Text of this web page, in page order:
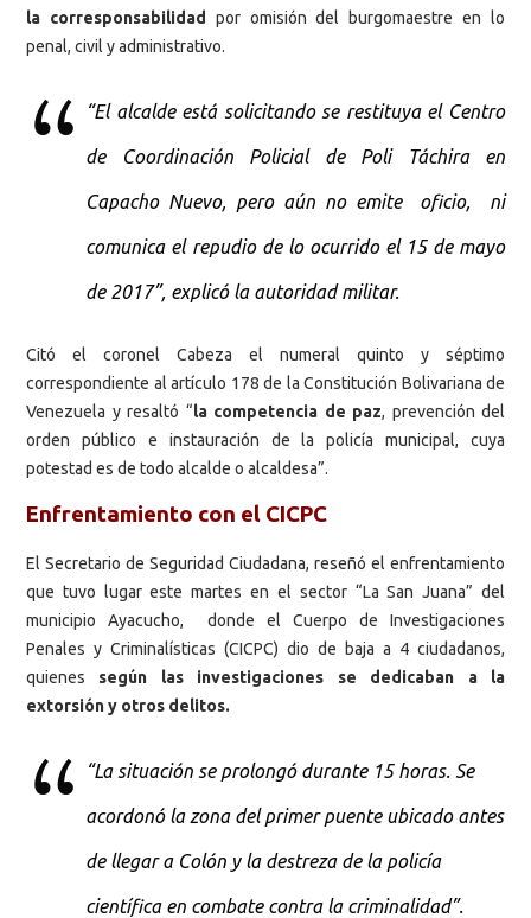
la corresponsabilidad
por omisión del burgomaestre en lo
penal, civil y administrativo.
“El alcalde está solicitando se restituya el Centro
de Coordinación Policial de Poli Táchira en
Capacho Nuevo, pero aún no emite oficio, ni
comunica el repudio de lo ocurrido el 15 de mayo
de 2017”, explicó la autoridad militar.
Citó el coronel Cabeza el numeral quinto y séptimo
correspondiente al artículo 178 de la Constitución Bolivariana de
Venezuela y resaltó “la competencia de paz, prevención del
orden público e instauración de la policía municipal, cuya
potestad es de todo alcalde o alcaldesa”.
Enfrentamiento con el CICPC
El Secretario de Seguridad Ciudadana, reseñó el enfrentamiento
que tuvo lugar este martes en el sector “La San Juana” del
municipio Ayacucho, donde el Cuerpo de Investigaciones
Penales y Criminalísticas (CICPC) dio de baja a 4 ciudadanos,
quienes según las investigaciones se dedicaban a la
extorsión y otros delitos.
“La situación se prolongó durante 15 horas. Se
acordonó la zona del primer puente ubicado antes
de llegar a Colón y la destreza de la policía
científica en combate contra la criminalidad”.